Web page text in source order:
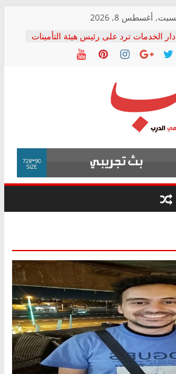
أغسطس 8, 2026
دار الخدمات ترد على رئيس هيئة التأمينات
بعد مؤتمره الصحفي: إنكار الأزمة لا ينهي
معاناة أصحاب المعاشات.. ونطالب بكشف
فرحات سليمان يكتب: القطاع الصحي إلى
أين؟
حزب التحالف الشعبي يطلق لجنة “الحق
في الصحة” بالإسكندرية لرصد الانتهاكات
ودعم المرضى
الوزاري لمدينة الصحفيين.. وانتهاء أعمال
إنشاء المبنى الإداري
المجلس القومي لحقوق الإنسان يعلن
متابعة قضية الدكتور محمد زهران.. ويؤكد:
قرينة البراءة وضمانات المحاكمة العادلة